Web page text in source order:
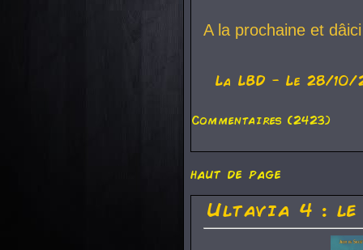
A la prochaine et
La LBD - Le 28/10/
Commentaires (2423)
haut de page
Ultavia 4 :